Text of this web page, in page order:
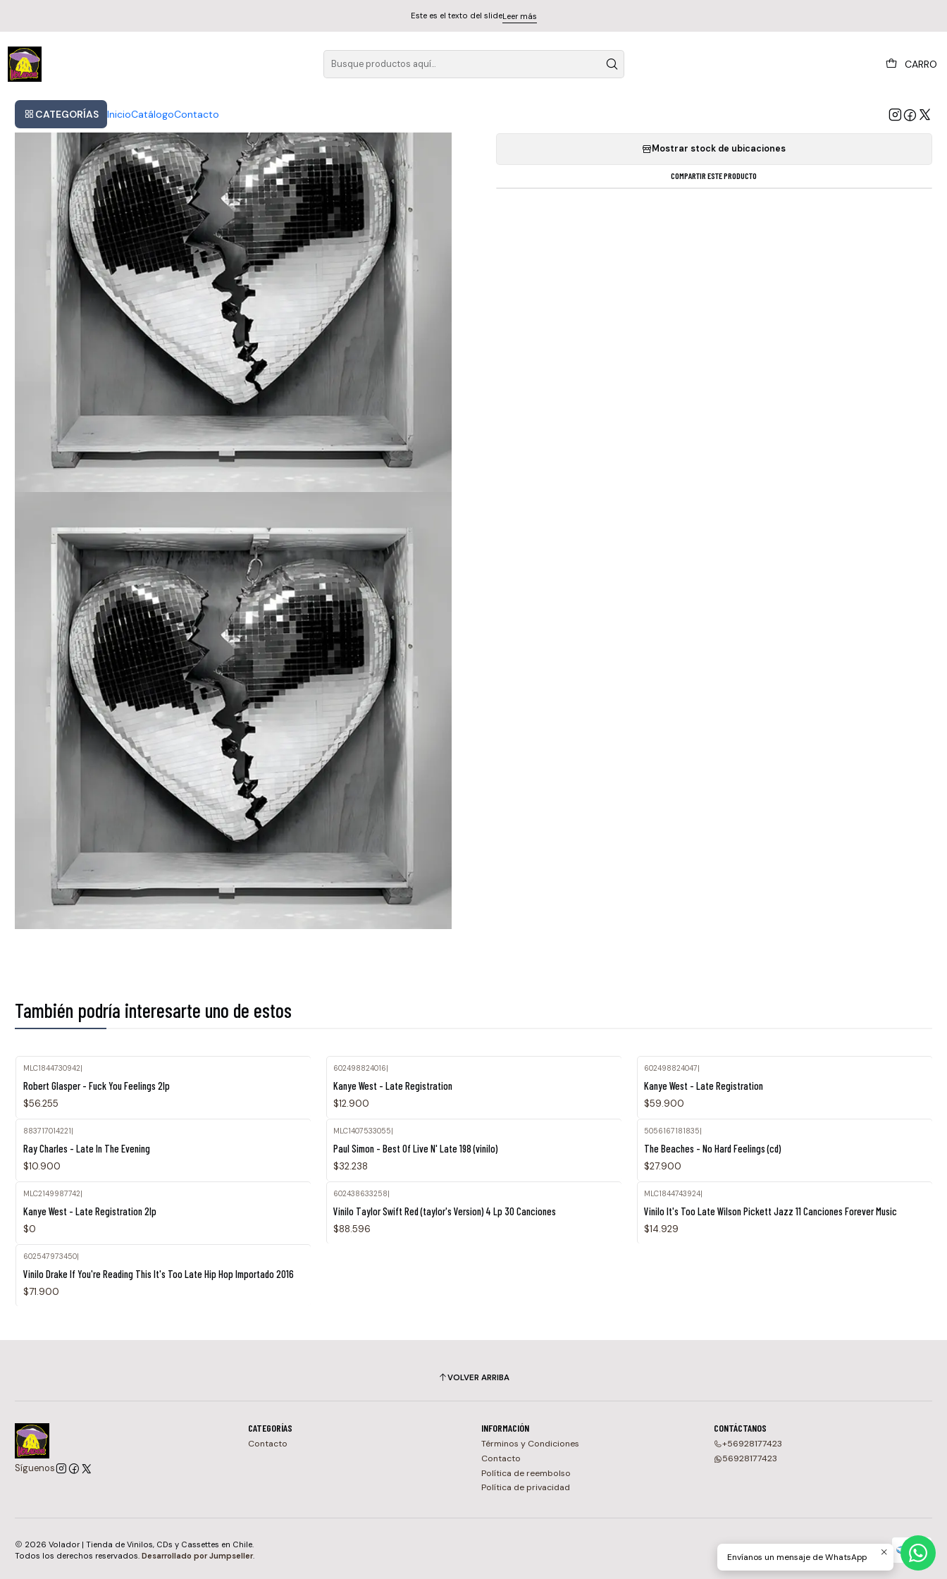
CARRO
CATEGORÍAS InicioCatálogoContacto
Este es el texto del slideLeer más
Mark Ronson - Late Night Feelings
Mostrar stock de ubicaciones
COMPARTIR ESTE PRODUCTO
También podría interesarte uno de estos
MLC1844730942|
Robert Glasper - Fuck You Feelings 2lp
$56.255
602498824016|
Kanye West - Late Registration
$12.900
602498824047|
Kanye West - Late Registration
$59.900
883717014221|
Ray Charles - Late In The Evening
$10.900
MLC1407533055|
Paul Simon - Best Of Live N' Late 198 (vinilo)
$32.238
5056167181835|
The Beaches - No Hard Feelings (cd)
$27.900
MLC2149987742|
Kanye West - Late Registration 2lp
$0
602438633258
Vinilo Taylor Swift Red (taylor's Version) 4 Lp 30 Canciones
$88.596
MLC1844743924
Vinilo It's Too Late Wilson Pickett Jazz 11 Canciones Forever Music
$14.929
602547973450|
Vinilo Drake If You're Reading This It's Too Late Hip Hop Importado 2016
$71.900
VOLVER ARRIBA
Síguenos
CATEGORÍAS
Contacto
INFORMACIÓN
Términos y Condiciones
Contacto
Política de reembolso
Política de privacidad
CONTÁCTANOS
+56928177423
56928177423
2026 Volador | Tienda de Vinilos, CDs y Cassettes en Chile.
Todos los derechos reservados. Desarrollado por Jumpseller. Envíanos un mensaje de WhatsApp